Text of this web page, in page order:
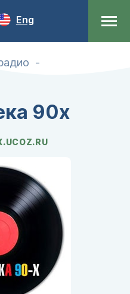
Eng
90х